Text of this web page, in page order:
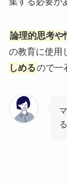
論理的思考や
の教育に使用
しめるので一